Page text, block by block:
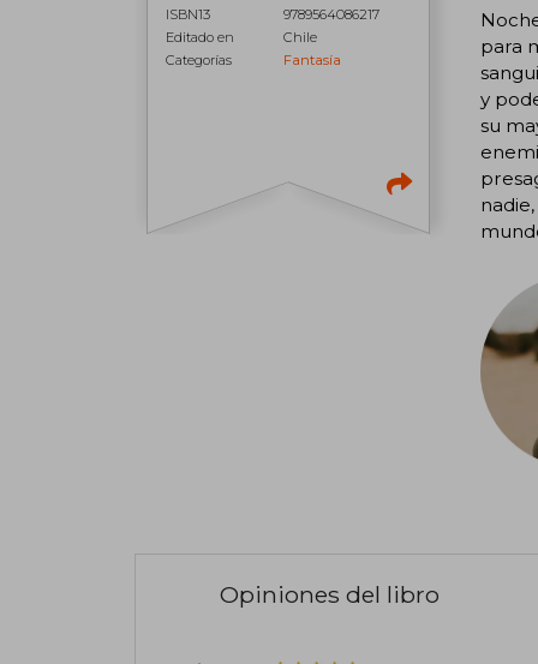
ISBN13
9789564086217
Editado en
Chile
Categorías
Fantasía
para
y
su
Opiniones del libro